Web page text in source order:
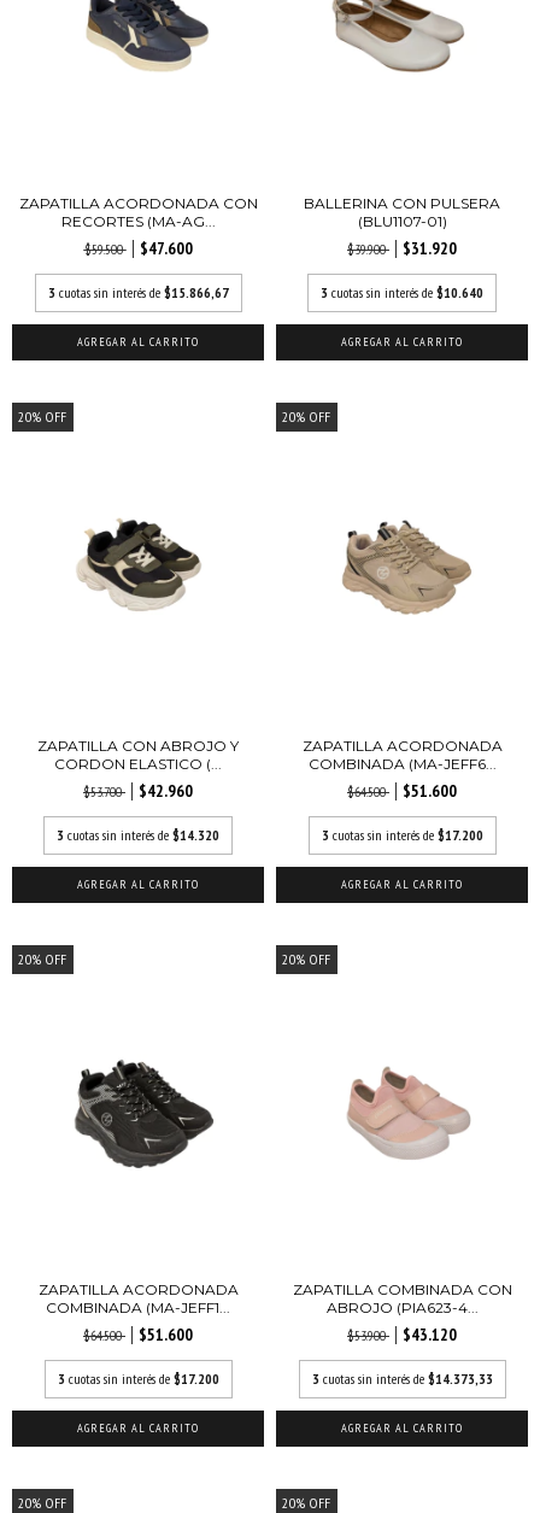
ZAPATILLA ACORDONADA CON
RECORTES (MA-AG...
$59.500
$47.600
3 cuotas sin interés de $15.866,67
AGREGAR AL CARRITO
BALLERINA CON PULSERA
(BLU1107-01)
$39.900
$31.920
3 cuotas sin interés de $10.640
AGREGAR AL CARRITO
20% OFF
ZAPATILLA CON ABROJO Y
CORDON ELASTICO (...
$53.700
$42.960
3 cuotas sin interés de $14.320
AGREGAR AL CARRITO
20% OFF
ZAPATILLA ACORDONADA
COMBINADA (MA-JEFF6...
$64.500
$51.600
3 cuotas sin interés de $17.200
AGREGAR AL CARRITO
20% OFF
ZAPATILLA ACORDONADA
COMBINADA (MA-JEFF1...
$64.500
$51.600
3 cuotas sin interés de $17.200
AGREGAR AL CARRITO
20% OFF
ZAPATILLA COMBINADA CON
ABROJO (PIA623-4...
$53.900
$43.120
3 cuotas sin interés de $14.373,33
AGREGAR AL CARRITO
20% OFF 20% OFF